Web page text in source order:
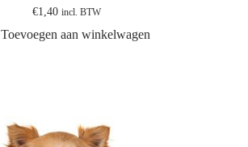
€1,40 incl. BTW
Toevoegen aan winkelwagen